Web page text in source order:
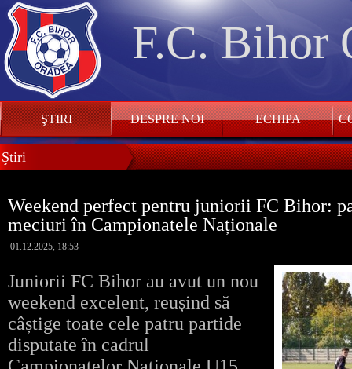
F.C. Bihor
ŞTIRI DESPRE NOI ECHIPA
Ştiri
Weekend perfect pentru juniorii FC Bihor:
meciuri în Campionatele Naționale
01.12.2025, 18:53
Juniorii FC Bihor au avut un nou
weekend excelent, reușind să
câștige toate cele patru partide
disputate în cadrul